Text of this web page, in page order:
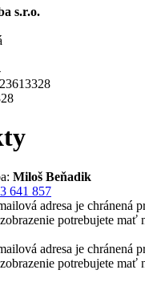
s.r.o.
Miloš Beňadik
641 857
adresa je chránená
potrebujete mať
adresa je chránená
potrebujete mať